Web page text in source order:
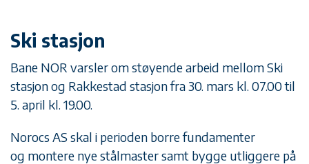
Ski stasjon
Bane NOR varsler om støyende arbeid mellom Ski
stasjon og Rakkestad stasjon fra 30. mars kl. 07.00 til
5. april kl. 19.00.
Norocs AS skal i perioden borre fundamenter
og montere nye stålmaster samt bygge utliggere på